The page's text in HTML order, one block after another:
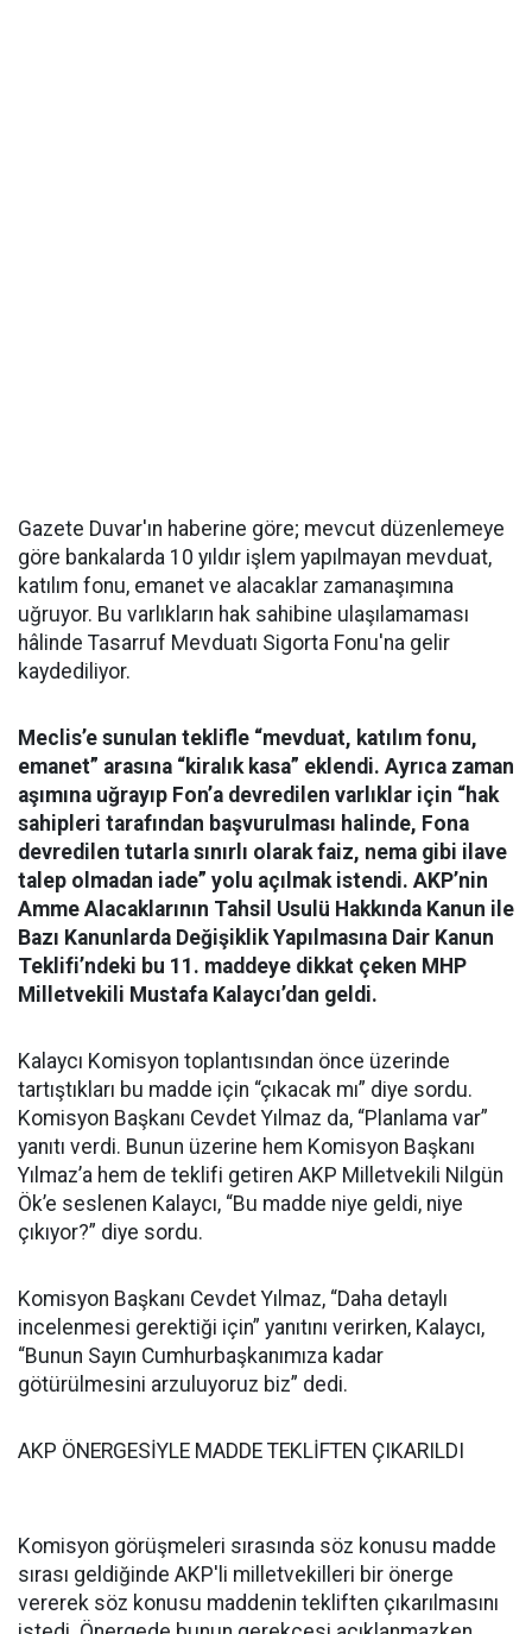
Gazete Duvar'ın haberine göre; mevcut düzenlemeye
göre bankalarda 10 yıldır işlem yapılmayan mevduat,
katılım fonu, emanet ve alacaklar zamanaşımına
uğruyor. Bu varlıkların hak sahibine ulaşılamaması
hâlinde Tasarruf Mevduatı Sigorta Fonu'na gelir
kaydediliyor.
Meclis’e sunulan teklifle “mevduat, katılım fonu,
emanet” arasına “kiralık kasa” eklendi. Ayrıca zaman
aşımına uğrayıp Fon’a devredilen varlıklar için “hak
sahipleri tarafından başvurulması halinde, Fona
devredilen tutarla sınırlı olarak faiz, nema gibi ilave
talep olmadan iade” yolu açılmak istendi. AKP’nin
Amme Alacaklarının Tahsil Usulü Hakkında Kanun ile
Bazı Kanunlarda Değişiklik Yapılmasına Dair Kanun
Teklifi’ndeki bu 11. maddeye dikkat çeken MHP
Milletvekili Mustafa Kalaycı’dan geldi.
Kalaycı Komisyon toplantısından önce üzerinde
tartıştıkları bu madde için “çıkacak mı” diye sordu.
Komisyon Başkanı Cevdet Yılmaz da, “Planlama var”
yanıtı verdi. Bunun üzerine hem Komisyon Başkanı
Yılmaz’a hem de teklifi getiren AKP Milletvekili Nilgün
Ök’e seslenen Kalaycı, “Bu madde niye geldi, niye
çıkıyor?” diye sordu.
Komisyon Başkanı Cevdet Yılmaz, “Daha detaylı
incelenmesi gerektiği için” yanıtını verirken, Kalaycı,
“Bunun Sayın Cumhurbaşkanımıza kadar
götürülmesini arzuluyoruz biz” dedi.
AKP ÖNERGESİYLE MADDE TEKLİFTEN ÇIKARILDI
Komisyon görüşmeleri sırasında söz konusu madde
sırası geldiğinde AKP'li milletvekilleri bir önerge
vererek söz konusu maddenin tekliften çıkarılmasını